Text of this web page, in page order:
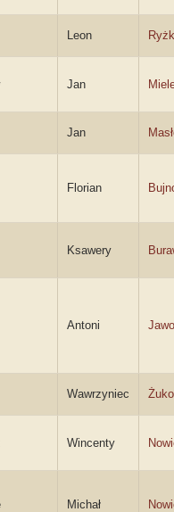
Leon
Jan
Jan
Florian
Ksawery
Antoni
Wawrzyniec
Wincenty
Michał